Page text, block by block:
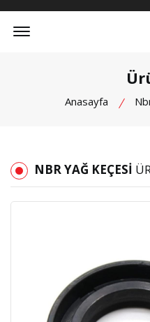
Anasayfa
NBR YAĞ KEÇESI